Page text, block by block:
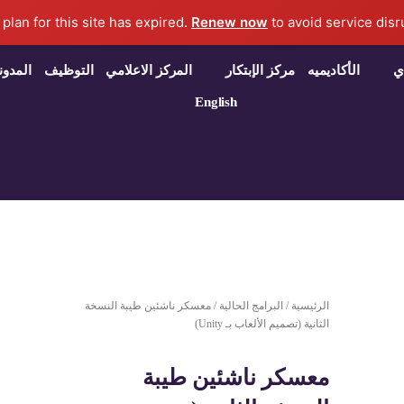
Renew now to avoid service
الأكاديميه مركز الإبتكار المركز الاعلامي التوظيف
English
الرئيسية / البرامج الحالية / معسكر ناشئين طيبة النسخة
الثانية (تصميم الألعاب بـ Unity)
معسكر ناشئين طيبة